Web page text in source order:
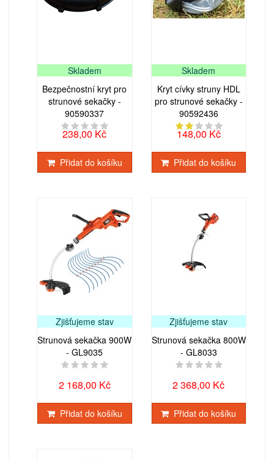
Skladem
Bezpečnostní kryt pro
strunové sekačky -
90590337
238,00 Kč
Přidat do košíku
Skladem
Kryt cívky struny HDL
pro strunové sekačky -
90592436
148,00 Kč
Přidat do košíku
Zjišťujeme stav
Strunová sekačka 900W
- GL9035
2 168,00 Kč
Přidat do košíku
Zjišťujeme stav
Strunová sekačka 800W
- GL8033
2 368,00 Kč
Přidat do košíku